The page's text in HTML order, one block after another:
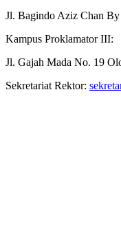
Jl. Bagindo Aziz Chan By
Kampus Proklamator III:
Jl. Gajah Mada No. 19
Sekretariat Rektor: